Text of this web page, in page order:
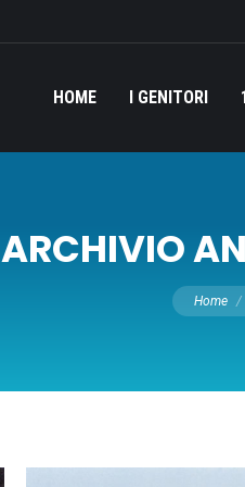
HOME I GENITORI
ARCHIVIO
Tu sei qui:
Home